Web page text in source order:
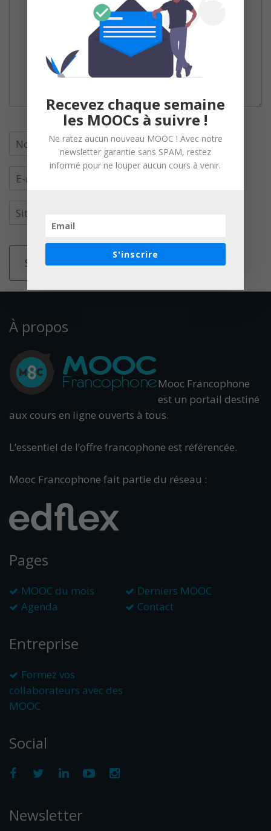
À propos
Mooc Francophone
est un portail destiné
aux cours en ligne ouverts à tous.
L’essentiel de l’offre francophone est référencée.
Mooc Francophone fait partie du réseau :
Pages
MOOC du mois
Derniers MOOC
Agenda
Contact
Entreprise
Formez vos
collaborateurs avec des
MOOC
Social
Newsletter
Recevez chaque semaine
les MOOCs à suivre !
Ne ratez aucun nouveau MOOC ! Avec notre
newsletter garantie sans SPAM, restez
informé pour ne louper aucun cours à venir.
S'inscrire